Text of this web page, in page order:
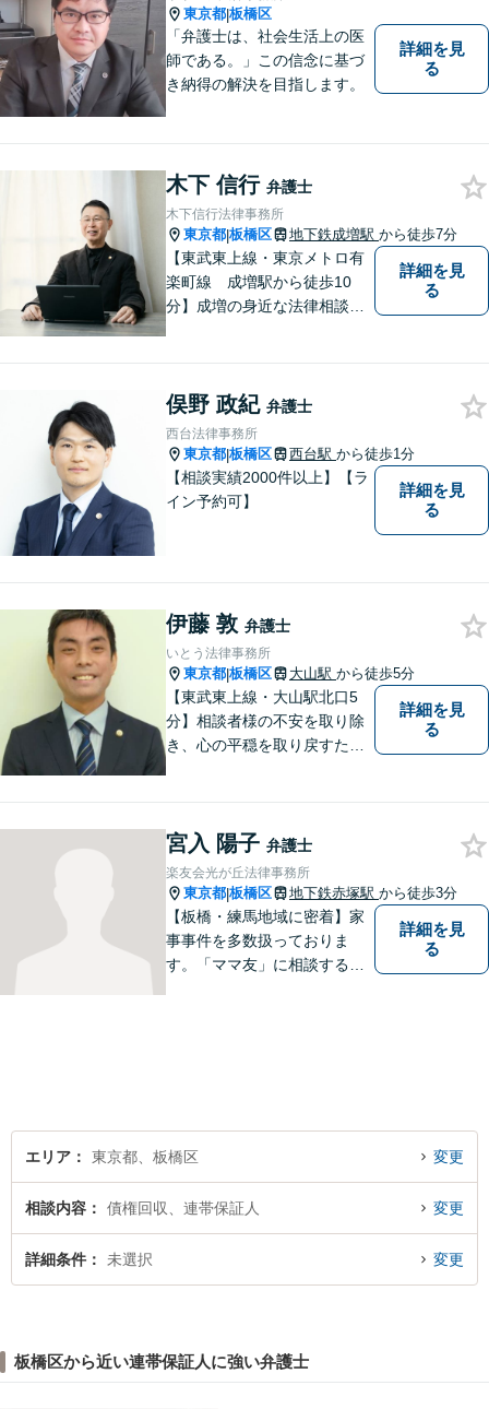
東京都|板橋区
「弁護士は、社会生活上の医
師である。」この信念に基づ
き納得の解決を目指します。
詳細を見
る
木下 信行 弁護士
木下信行法律事務所
東京都|板橋区 地下鉄成増駅 から徒歩7分
【東武東上線・東京メトロ有
楽町線 成増駅から徒歩10
分】成増の身近な法律相談所
詳細を見
る
俣野 政紀 弁護士
西台法律事務所
東京都|板橋区 西台駅 から徒歩1分
【相談実績2000件以上】【ラ
イン予約可】
詳細を見
る
伊藤 敦 弁護士
いとう法律事務所
東京都|板橋区 大山駅 から徒歩5分
【東武東上線・大山駅北口5
分】相談者様の不安を取り除
き、心の平穏を取り戻すため
の実務経験を有し、不動産登
記・商業登記といった登記業
務にも精通【宅建資格保有】
詳細を見
る
宮入 陽子 弁護士
楽友会光が丘法律事務所
東京都|板橋区 地下鉄赤塚駅 から徒歩3分
【板橋・練馬地域に密着】家
事事件を多数扱っておりま
す。「ママ友」に相談するよ
詳細を見
る
エリア 東京都、板橋区 変更
相談内容 債権回収、連帯保証人 変更
詳細条件 未選択 変更
板橋区から近い連帯保証人に強い弁護士